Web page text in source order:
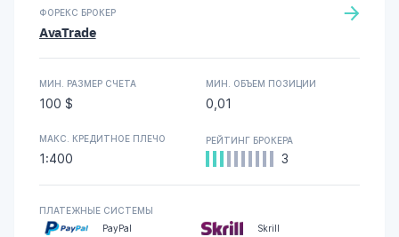
ФОРЕКС БРОКЕР
AvaTrade
МИН. РАЗМЕР СЧЕТА
100 $
МИН. ОБЪЕМ ПОЗИЦИИ
0,01
МАКС. КРЕДИТНОЕ ПЛЕЧО
1:400
РЕЙТИНГ БРОКЕРА
3
ПЛАТЕЖНЫЕ СИСТЕМЫ
PayPal
Skrill